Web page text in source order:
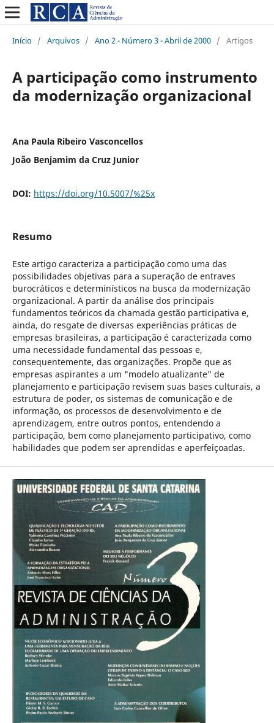
Início / Arquivos / Ano 2 - Número 3 - Abril de 2000 / Artigos
A participação como instrumento
da modernização organizacional
Ana Paula Ribeiro Vasconcellos
João Benjamim da Cruz Junior
DOI: https://doi.org/10.5007/%25x
Resumo
Este artigo caracteriza a participação como uma das
possibilidades objetivas para a superação de entraves
burocráticos e determinísticos na busca da modernização
organizacional. A partir da análise dos principais
fundamentos teóricos da chamada gestão participativa e,
ainda, do resgate de diversas experiências práticas de
empresas brasileiras, a participação é caracterizada como
uma necessidade fundamental das pessoas e,
consequentemente, das organizações. Propõe que as
empresas aspirantes a um "modelo atualizante" de
planejamento e participação revisem suas bases culturais, a
estrutura de poder, os sistemas de comunicação e de
informação, os processos de desenvolvimento e de
aprendizagem, entre outros pontos, entendendo a
participação, bem como planejamento participativo, como
habilidades que podem ser aprendidas e aperfeiçoadas.